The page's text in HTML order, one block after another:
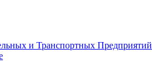
и Транспортных Предприятий